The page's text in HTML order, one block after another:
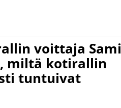
voittaja Sami
miltä kotirallin
tuntuivat